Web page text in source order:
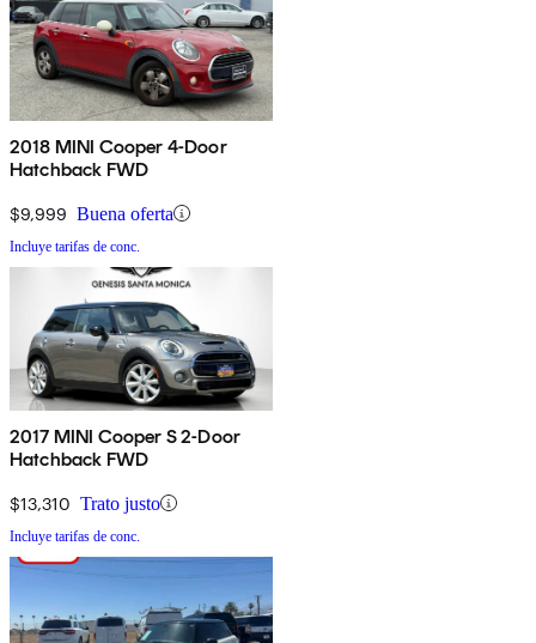
2018 MINI Cooper 4-Door
Hatchback FWD
$9,999 Buena oferta
Incluye tarifas de conc.
2017 MINI Cooper S 2-Door
Hatchback FWD
$13,310 Trato justo
Incluye tarifas de conc.